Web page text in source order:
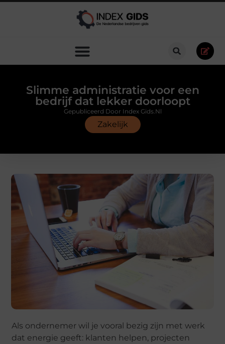
Slimme administratie voor een
bedrijf dat lekker doorloopt
Zakelijk
Gepubliceerd Door Index Gids.nl
Als ondernemer wil je vooral bezig zijn met werk
dat energie geeft: klanten helpen, projecten